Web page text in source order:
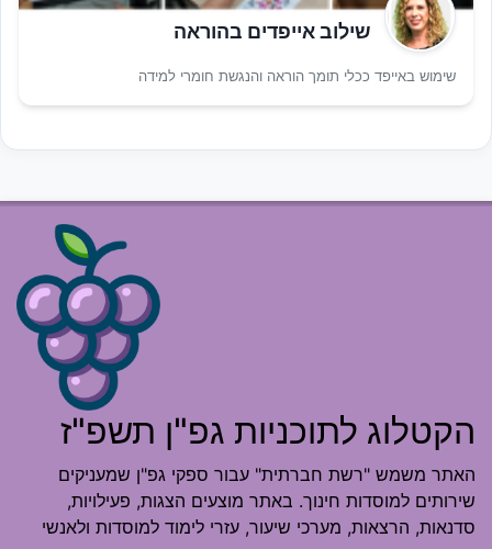
שילוב אייפדים בהוראה
שימוש באייפד ככלי תומך הוראה והנגשת חומרי למידה
הקטלוג לתוכניות גפ"ן תשפ"ז
האתר משמש "רשת חברתית" עבור ספקי גפ"ן שמעניקים
שירותים למוסדות חינוך. באתר מוצעים הצגות, פעילויות,
סדנאות, הרצאות, מערכי שיעור, עזרי לימוד למוסדות ולאנשי